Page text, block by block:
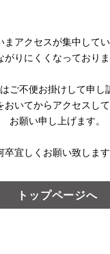
まアクセスが集中してい
がりにくくなっておりま
ご不便お掛けして申し
おいてからアクセスして
お願い申し上げます。
卒宜しくお願い致します
トップページへ